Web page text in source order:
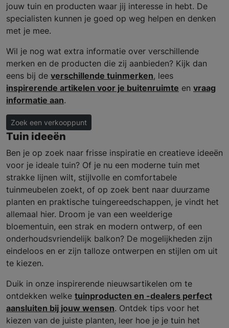
jouw tuin en producten waar jij interesse in hebt. De
specialisten kunnen je goed op weg helpen en denken
met je mee.
Wil je nog wat extra informatie over verschillende
merken en de producten die zij aanbieden? Kijk dan
eens bij de verschillende tuinmerken, lees
inspirerende artikelen voor je buitenruimte en vraag
informatie aan.
Zoek een verkooppunt
Tuin ideeën
Ben je op zoek naar frisse inspiratie en creatieve ideeën
voor je ideale tuin? Of je nu een moderne tuin met
strakke lijnen wilt, stijlvolle en comfortabele
tuinmeubelen zoekt, of op zoek bent naar duurzame
planten en praktische tuingereedschappen, je vindt het
allemaal hier. Droom je van een weelderige
bloementuin, een strak en modern ontwerp, of een
onderhoudsvriendelijk balkon? De mogelijkheden zijn
eindeloos en er zijn talloze ontwerpen en stijlen om uit
te kiezen.
Duik in onze inspirerende nieuwsartikelen om te
ontdekken welke tuinproducten en -dealers perfect
aansluiten bij jouw wensen. Ontdek tips voor het
kiezen van de juiste planten, leer hoe je je tuin het